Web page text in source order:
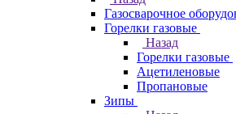
Газосварочное
Горелки газовые
Назад
Горелки газовые
Ацетиленовые
Пропановые
Зипы